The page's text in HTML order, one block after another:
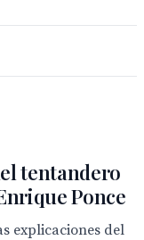
tentandero
Ponce
explicaciones del